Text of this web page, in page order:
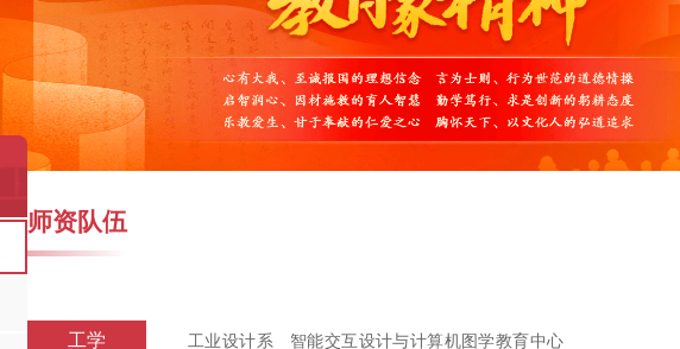
师资队伍
工学 工业设计系 智能交互设计与计算机图学教育中心